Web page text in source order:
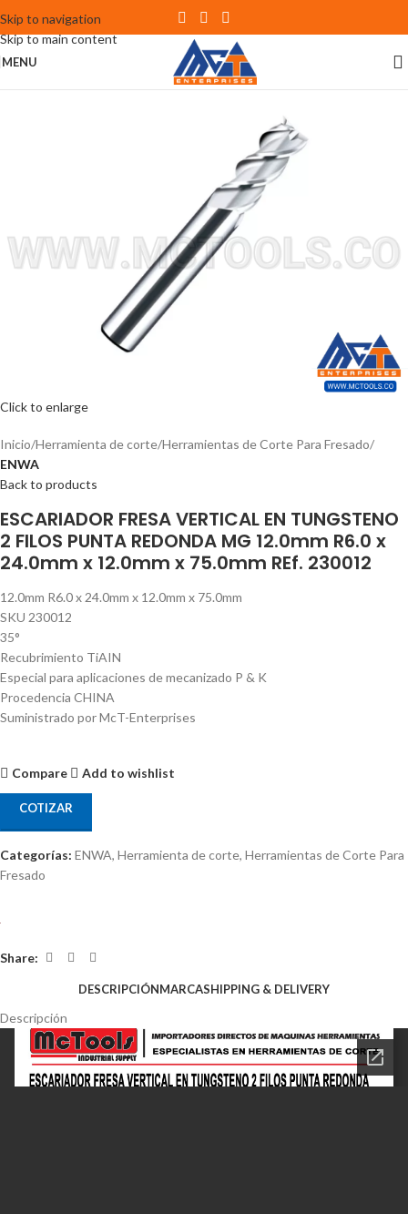
Skip to navigation
Skip to main content
MENU
Click to enlarge
Inicio Herramienta de corte Herramientas de Corte Para Fresado
ENWA
Back to products
ESCARIADOR FRESA VERTICAL EN TUNGSTENO
2 FILOS PUNTA REDONDA MG 12.0mm R6.0 x
24.0mm x 12.0mm x 75.0mm REf. 230012
12.0mm R6.0 x 24.0mm x 12.0mm x 75.0mm
SKU 230012
35°
Recubrimiento TiAIN
Especial para aplicaciones de mecanizado P & K
Procedencia CHINA
Suministrado por McT-Enterprises
Compare Add to wishlist
COTIZAR
Categorías: ENWA, Herramienta de corte, Herramientas de Corte Para
Fresado
Share:
DESCRIPCIÓNMARCASHIPPING & DELIVERY
Descripción